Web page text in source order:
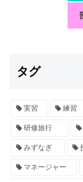
タグ
実習 練習
研修旅行
みずなぎ
マネージャー